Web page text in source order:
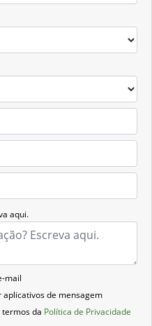
aqui.
mail
de mensagem
da Política de Privacidade